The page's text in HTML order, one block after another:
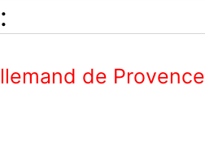
:
de Provence